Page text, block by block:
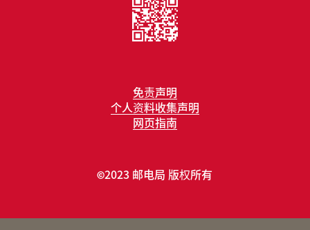
免责声明
个人资料收集声明
网页指南
©2023 邮电局 版权所有